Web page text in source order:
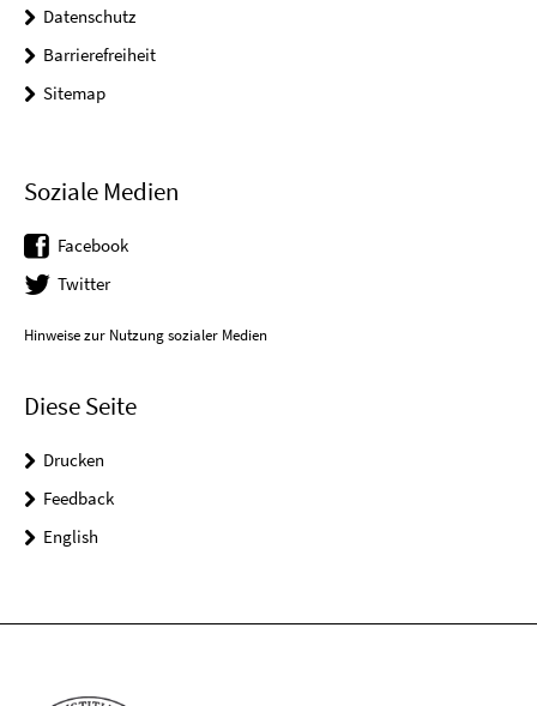
Datenschutz
Barrierefreiheit
Sitemap
Soziale Medien
Facebook
Twitter
Hinweise zur Nutzung sozialer Medien
Diese Seite
Drucken
Feedback
English